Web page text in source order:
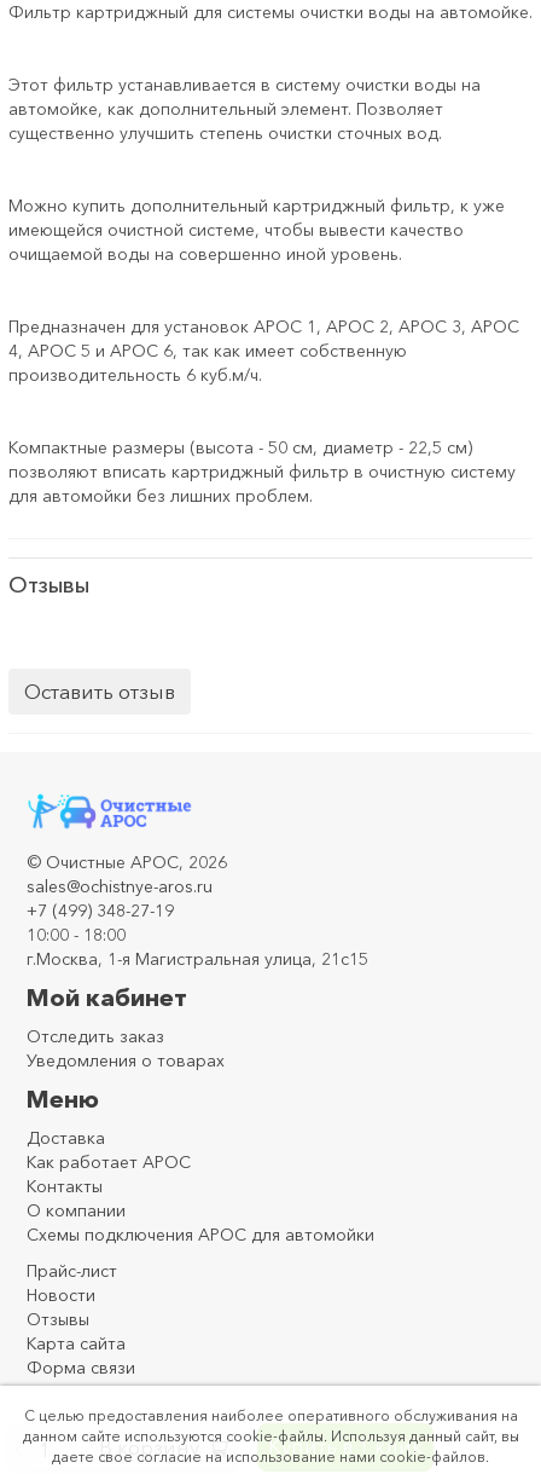
- В корзину Купить в 1 клик
Фильтр картриджный для системы очистки воды на автомойке.
Этот фильтр устанавливается в систему очистки воды на
автомойке, как дополнительный элемент. Позволяет
существенно улучшить степень очистки сточных вод.
Можно купить дополнительный картриджный фильтр, к уже
имеющейся очистной системе, чтобы вывести качество
очищаемой воды на совершенно иной уровень.
Предназначен для установок АРОС 1, АРОС 2, АРОС 3, АРОС
4, АРОС 5 и АРОС 6, так как имеет собственную
производительность 6 куб.м/ч.
Компактные размеры (высота - 50 см, диаметр - 22,5 см)
позволяют вписать картриджный фильтр в очистную систему
для автомойки без лишних проблем.
Отзывы
Оставить отзыв
© Очистные АРОС, 2026
sales@ochistnye-aros.ru
+7 (499) 348-27-19
10:00 - 18:00
г.Москва, 1-я Магистральная улица, 21с15
Мой кабинет
Отследить заказ
Уведомления о товарах
Меню
Доставка
Как работает АРОС
Контакты
О компании
Схемы подключения АРОС для автомойки
Прайс-лист
Новости
Отзывы
Карта сайта
Форма связи
С целью предоставления наиболее оперативного обслуживания на
данном сайте используются cookie-файлы. Используя данный сайт, вы
даете свое согласие на использование нами cookie-файлов.